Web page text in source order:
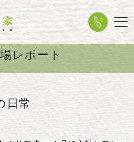
レポート
日常